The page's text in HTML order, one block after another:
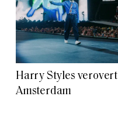
Harry Styles verovert
Amsterdam